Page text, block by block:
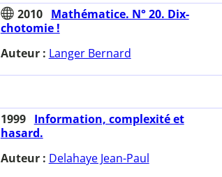
2010
Mathématice. N° 20. Dix-
chotomie !
Auteur : Langer Bernard
1999
Information, complexité et
hasard.
Auteur : Delahaye Jean-Paul